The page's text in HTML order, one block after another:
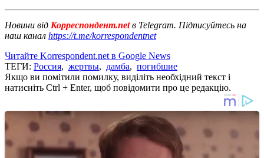
Новини від Корреспондент.netв Telegram. Підписуйтесь на
наш канал https://t.me/korrespondentnet
Читайте Korrespondent.net в Google News
ТЕГИ: Россия, жертвы, дамба, погибшие
Якщо ви помітили помилку, виділіть необхідний текст і
натисніть Ctrl + Enter, щоб повідомити про це редакцію.